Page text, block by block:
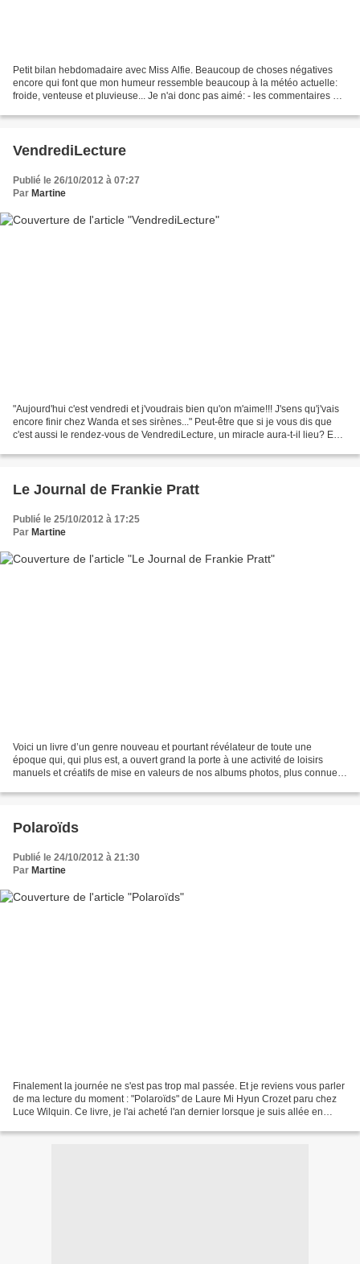
Petit bilan hebdomadaire avec Miss Alfie. Beaucoup de choses négatives
encore qui font que mon humeur ressemble beaucoup à la météo actuelle:
froide, venteuse et pluvieuse... Je n'ai donc pas aimé: - les commentaires à
VendrediLecture
Publié le 26/10/2012 à 07:27
Par Martine
"Aujourd'hui c'est vendredi et j'voudrais bien qu'on m'aime!!! J'sens qu'j'vais
encore finir chez Wanda et ses sirènes..." Peut-être que si je vous dis que
c'est aussi le rendez-vous de VendrediLecture, un miracle aura-t-il lieu? En
Le Journal de Frankie Pratt
Publié le 25/10/2012 à 17:25
Par Martine
Voici un livre d’un genre nouveau et pourtant révélateur de toute une
époque qui, qui plus est, a ouvert grand la porte à une activité de loisirs
manuels et créatifs de mise en valeurs de nos albums photos, plus connue
Polaroïds
Publié le 24/10/2012 à 21:30
Par Martine
Finalement la journée ne s'est pas trop mal passée. Et je reviens vous parler
de ma lecture du moment : "Polaroïds" de Laure Mi Hyun Crozet paru chez
Luce Wilquin. Ce livre, je l'ai acheté l'an dernier lorsque je suis allée en